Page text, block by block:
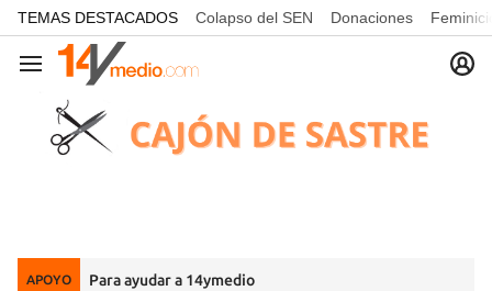
common.go-to-content
TEMAS DESTACADOS Colapso del SEN Donaciones
Navegación
APOYO Para ayudar a 14ymedio